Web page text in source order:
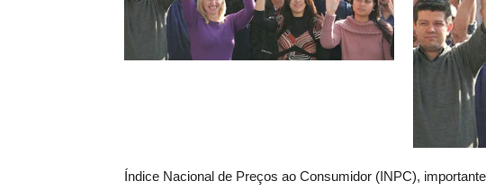
Índice Nacional de Preços ao Consumidor (INPC),